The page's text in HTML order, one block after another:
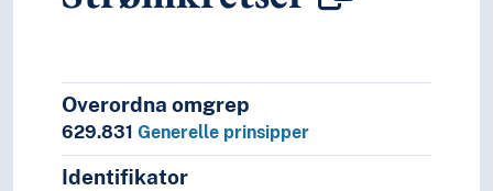
Overordna omgrep
629.831 Generelle prinsipper
Identifikator